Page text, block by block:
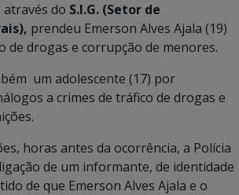
através do S.I.G. (Setor de
prendeu Emerson Alves Ajala (19)
de drogas e corrupção de menores.
um adolescente (17) por
a crimes de tráfico de drogas e
horas antes da ocorrência, a Polícia
de um informante, de identidade
de que Emerson Alves Ajala e o